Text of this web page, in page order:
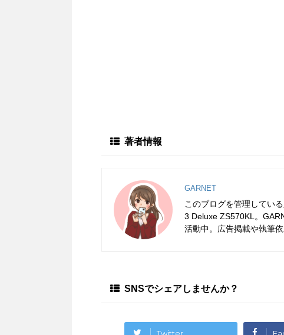
著者情報
GARNET
このブログを管理してい
3 Deluxe ZS570KL。
活動中。広告掲載や執筆
SNSでシェアしませんか？
Twitter